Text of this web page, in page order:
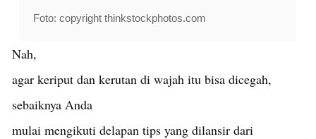
Foto: copyright thinkstockphotos.com
Nah,
agar keriput dan kerutan di wajah itu bisa dicegah,
sebaiknya Anda
mulai mengikuti delapan tips yang dilansir dari